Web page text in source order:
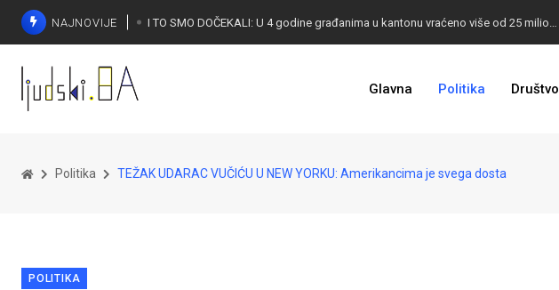
NAJNOVIJE
KONAKOVIĆ PALI ALARM: Otvoreno pismo UN-u
Glavna Politika Društvo
Politika TEŽAK UDARAC VUČIĆU U NEW YORKU: Amerikancima je svega dosta
POLITIKA